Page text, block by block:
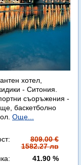
хотел,
- Ситония.
съоръжения -
баскетболно
Още...
809.00 €
1582.27 лв
41.90 %